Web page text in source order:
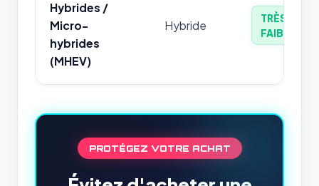
Hybrides /
Micro-
hybrides
(MHEV)
Hybride
TRÈS
FAIBLE
PROTÉGEZ VOTRE ACHAT